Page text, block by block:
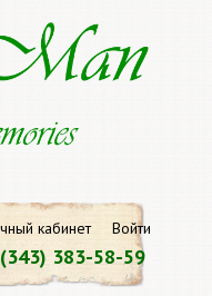
кабинет Войти
383-58-59